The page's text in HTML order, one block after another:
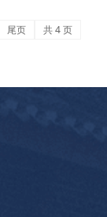
尾页 共 4 页